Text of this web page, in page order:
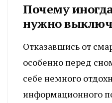
Почему
нужно
Отказавшись от
особенно перед
себе немного
информационного